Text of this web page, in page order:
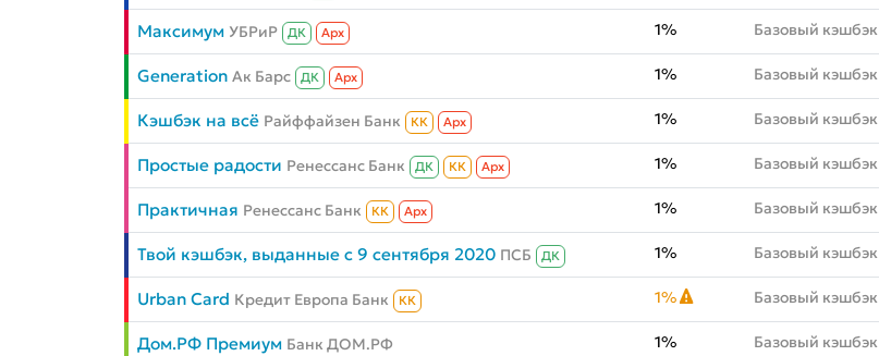
Максимум УБРиР ДК Aрх 1% Базовый кэшбэк
Generation Ак Барс ДК Aрх 1% Базовый кэшбэк
Кэшбэк на всё Райффайзен Банк КК Aрх 1% Базовый кэшбэк
Простые радости Ренессанс Банк ДК КК Aрх 1% Базовый кэшбэк
Практичная Ренессанс Банк КК Aрх 1% Базовый кэшбэк
Твой кэшбэк, выданные с 9 сентября 2020 ПСБ ДК 1% Базовый кэшбэк
Urban Card Кредит Европа Банк КК 1% Базовый кэшбэк
Дом.РФ Премиум Банк ДОМ.РФ 1% Базовый кэшбэк